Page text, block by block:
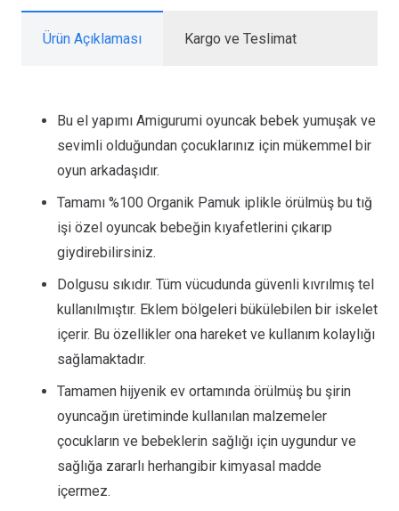
Ürün Açıklaması Kargo ve Teslimat
Bu el yapımı Amigurumi oyuncak bebek yumuşak ve
sevimli olduğundan çocuklarınız için mükemmel bir
oyun arkadaşıdır.
Tamamı %100 Organik Pamuk iplikle örülmüş bu tığ
işi özel oyuncak bebeğin kıyafetlerini çıkarıp
giydirebilirsiniz.
Dolgusu sıkıdır. Tüm vücudunda güvenli kıvrılmış tel
kullanılmıştır. Eklem bölgeleri bükülebilen bir iskelet
içerir. Bu özellikler ona hareket ve kullanım kolaylığı
sağlamaktadır.
Tamamen hijyenik ev ortamında örülmüş bu şirin
oyuncağın üretiminde kullanılan malzemeler
çocukların ve bebeklerin sağlığı için uygundur ve
sağlığa zararlı herhangibir kimyasal madde
içermez.